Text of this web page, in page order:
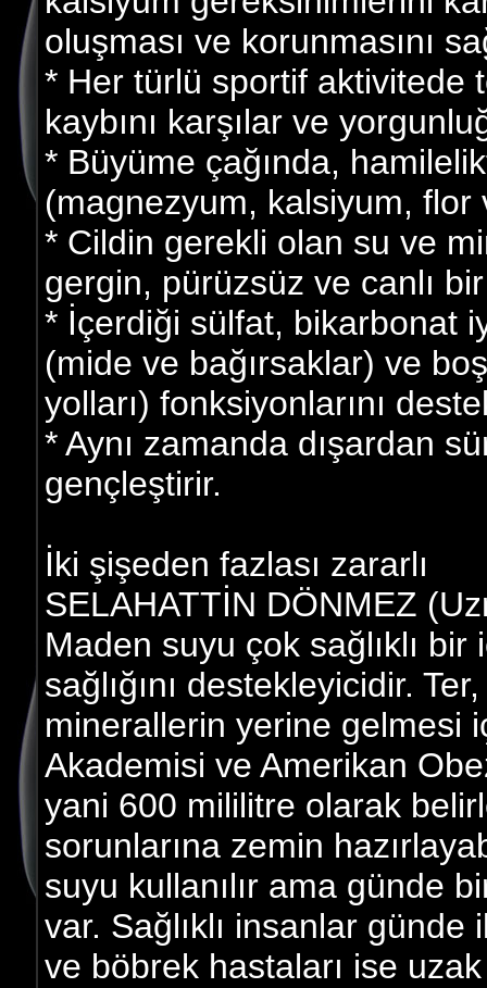
oluşması ve korunmasını
* Her türlü sportif aktivitede
kaybını karşılar ve
* Büyüme çağında,
(magnezyum, kalsiyum, flor
* Cildin gerekli olan su ve
gergin, pürüzsüz ve canlı
* İçerdiği sülfat, bikarbonat
(mide ve bağırsaklar) ve
yolları) fonksiyonlarını
* Aynı zamanda dışardan
gençleştirir.
İki şişeden fazlası zararlı
SELAHATTİN DÖNMEZ
Maden suyu çok sağlıklı
sağlığını destekleyicidir.
minerallerin yerine gelmesi
Akademisi ve Amerikan
yani 600 mililitre olarak
sorunlarına zemin
suyu kullanılır ama günde
var. Sağlıklı insanlar
ve böbrek hastaları ise